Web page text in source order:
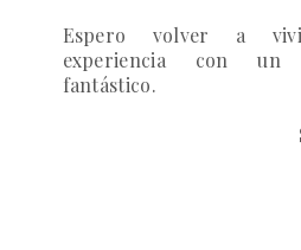
Espero volver a
experiencia con un
fantástico.